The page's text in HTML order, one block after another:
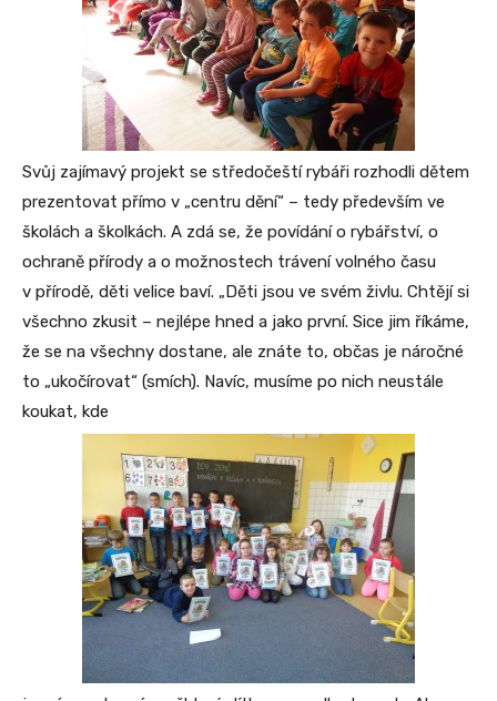
Svůj zajímavý projekt se středočeští rybáři rozhodli dětem
prezentovat přímo v „centru dění“ – tedy především ve
školách a školkách. A zdá se, že povídání o rybářství, o
ochraně přírody a o možnostech trávení volného času
v přírodě, děti velice baví. „Děti jsou ve svém živlu. Chtějí si
všechno zkusit – nejlépe hned a jako první. Sice jim říkáme,
že se na všechny dostane, ale znáte to, občas je náročné
to „ukočírovat“ (smích). Navíc, musíme po nich neustále
koukat, kde